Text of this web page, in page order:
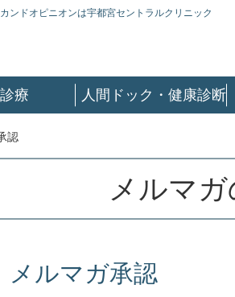
ンドオピニオンは宇都宮セントラルクリニック
療 人間ドック・健康診断
認
メルマ
メルマガ承認